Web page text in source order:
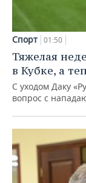
Спорт 01:50
Тяжелая
в Кубке, а
С уходом Даку
вопрос с